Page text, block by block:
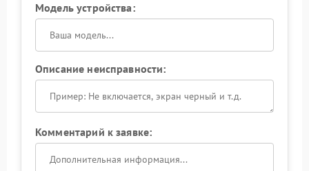
Модель устройства:
Описание неисправности:
Комментарий к заявке: